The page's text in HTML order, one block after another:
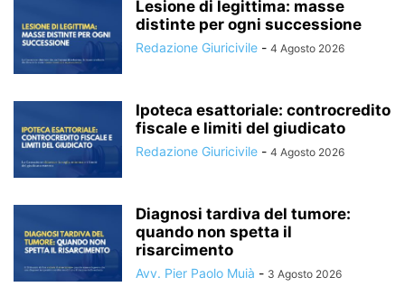
PERSONE E FAMIGLIA RESPONSABILITÀ MEDICA
RESPONSABILITÀ PROFESSIONALE RISARCIMENTO DEL DANNO
Lesione di legittima: masse
distinte per ogni successione
Redazione Giuricivile - 4 Agosto 2026
Ipoteca esattoriale: controcredito
fiscale e limiti del giudicato
Redazione Giuricivile - 4 Agosto 2026
Diagnosi tardiva del tumore:
quando non spetta il
risarcimento
Avv. Pier Paolo Muià - 3 Agosto 2026